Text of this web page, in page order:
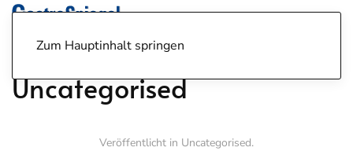
Zum Hauptinhalt springen
Uncategorised
Veröffentlicht in Uncategorised.